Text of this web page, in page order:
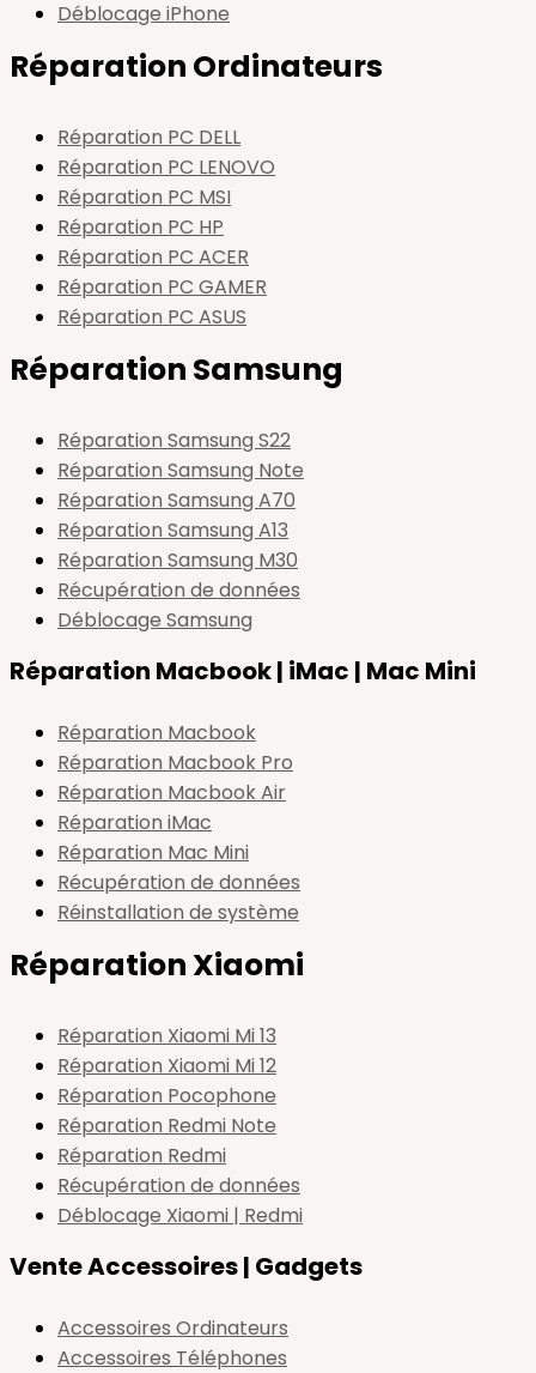
Déblocage iPhone
Réparation Ordinateurs
Réparation PC DELL
Réparation PC LENOVO
Réparation PC MSI
Réparation PC HP
Réparation PC ACER
Réparation PC GAMER
Réparation PC ASUS
Réparation Samsung
Réparation Samsung S22
Réparation Samsung Note
Réparation Samsung A70
Réparation Samsung A13
Réparation Samsung M30
Récupération de données
Déblocage Samsung
Réparation Macbook | iMac | Mac Mini
Réparation Macbook
Réparation Macbook Pro
Réparation Macbook Air
Réparation iMac
Réparation Mac Mini
Récupération de données
Réinstallation de système
Réparation Xiaomi
Réparation Xiaomi Mi 13
Réparation Xiaomi Mi 12
Réparation Pocophone
Réparation Redmi Note
Réparation Redmi
Récupération de données
Déblocage Xiaomi | Redmi
Vente Accessoires | Gadgets
Accessoires Ordinateurs
Accessoires Téléphones